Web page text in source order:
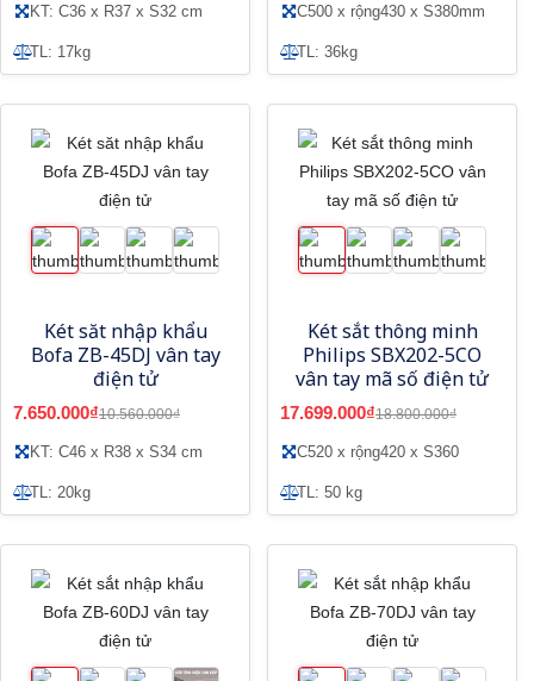
KT: C36 x R37 x S32 cm
TL: 17kg
C500 x rộng430 x S380mm
TL: 36kg
Két săt nhập khẩu
Bofa ZB-45DJ vân tay
điện tử
7.650.000₫10.560.000₫
KT: C46 x R38 x S34 cm
TL: 20kg
Két sắt thông minh
Philips SBX202-5CO
vân tay mã số điện tử
17.699.000₫18.800.000₫
C520 x rộng420 x S360
TL: 50 kg